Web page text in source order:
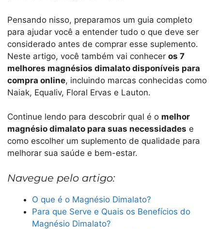
Pensando nisso, preparamos um guia completo
para ajudar você a entender tudo o que deve ser
considerado antes de comprar esse suplemento.
Neste artigo, você também vai conhecer os 7
melhores magnésios dimalato disponíveis para
compra online, incluindo marcas conhecidas como
Naiak, Equaliv, Floral Ervas e Lauton.
Continue lendo para descobrir qual é o melhor
magnésio dimalato para suas necessidades e
como escolher um suplemento de qualidade para
melhorar sua saúde e bem-estar.
Navegue pelo artigo:
O que é o Magnésio Dimalato?
Para que Serve e Quais os Benefícios do
Magnésio Dimalato?